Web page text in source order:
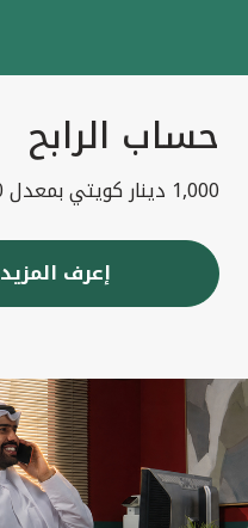
حساب الرابح
1,000 دينار كويتي بمعدل 30 رابح شهريا
إعرف المزيد